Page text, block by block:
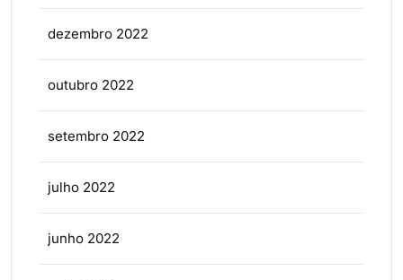
dezembro 2022
outubro 2022
setembro 2022
julho 2022
junho 2022